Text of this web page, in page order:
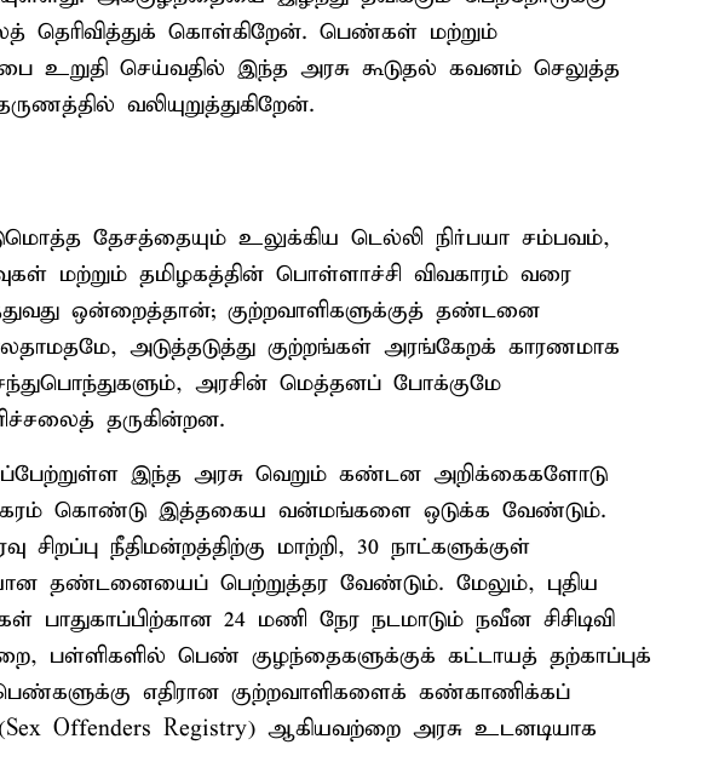
தெரிவித்துக் கொள்கிறேன். பெண்கள் மற்றும்
உறுதி செய்வதில் இந்த அரசு கூடுதல் கவனம் செலுத்த
வலியுறுத்துகிறேன்.
தேசத்தையும் உலுக்கிய டெல்லி நிர்பயா சம்பவம்,
மற்றும் தமிழகத்தின் பொள்ளாச்சி விவகாரம் வரை
ஒன்றைத்தான்; குற்றவாளிகளுக்குத் தண்டனை
அடுத்தடுத்து குற்றங்கள் அரங்கேறக் காரணமாக
அரசின் மெத்தனப் போக்குமே
தருகின்றன.
இந்த அரசு வெறும் கண்டன அறிக்கைகளோடு
கொண்டு இத்தகைய வன்மங்களை ஒடுக்க வேண்டும்.
நீதிமன்றத்திற்கு மாற்றி, 30 நாட்களுக்குள்
தண்டனையைப் பெற்றுத்தர வேண்டும். மேலும், புதிய
24 மணி நேர நடமாடும் நவீன சிசிடிவி
பள்ளிகளில் பெண் குழந்தைகளுக்குக் கட்டாயத் தற்காப்புக்
எதிரான குற்றவாளிகளைக் கண்காணிக்கப்
Offenders Registry) ஆகியவற்றை அரசு உடனடியாக